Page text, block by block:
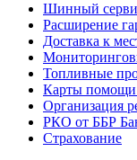
Шинный
Расширение
Доставка к
Топливные
Карты помощи
Организация
РКО от ББР
Страхование